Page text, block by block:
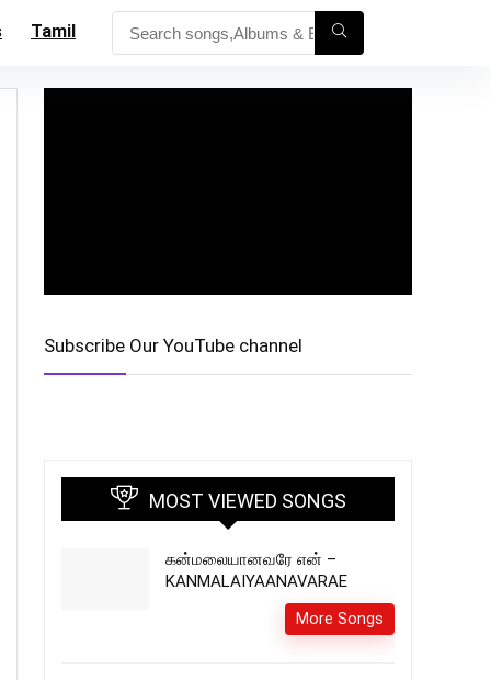
Tamil
Subscribe Our YouTube channel
MOST VIEWED SONGS
கன்மலையானவரே என் –
KANMALAIYAANAVARAE
More Songs